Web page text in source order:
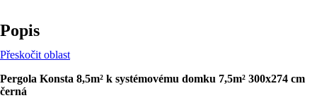
Popis
Přeskočit oblast
Pergola Konsta 8,5m² k systémovému domku 7,5m² 300x274 cm
černá